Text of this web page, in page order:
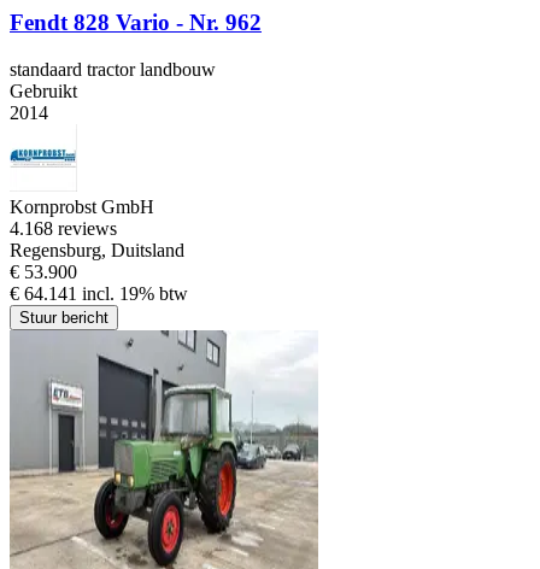
Fendt 828 Vario - Nr. 962
standaard tractor landbouw
Gebruikt
2014
Kornprobst GmbH
4.168 reviews
Regensburg, Duitsland
€ 53.900
€ 64.141 incl. 19% btw
Stuur bericht